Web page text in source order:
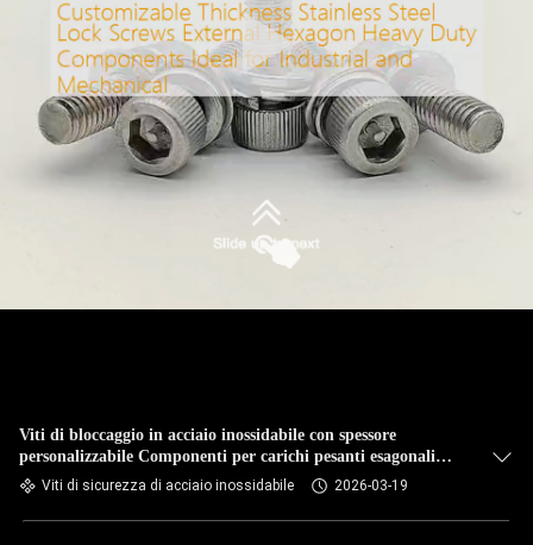
Viti di bloccaggio in acciaio inossidabile con spessore
personalizzabile Componenti per carichi pesanti esagonali
esterni Ideali per l'industria e la meccanica
Viti di sicurezza di acciaio inossidabile 2026-03-19